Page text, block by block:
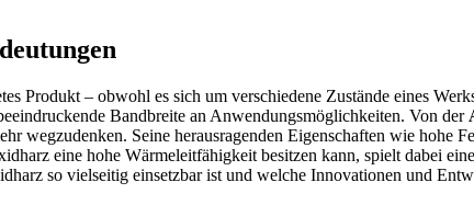
Produkt – obwohl es sich um verschiedene Zustände eines
Bandbreite an Anwendungsmöglichkeiten. Von der
wegzudenken. Seine herausragenden Eigenschaften wie hohe
eine hohe Wärmeleitfähigkeit besitzen kann, spielt dabei
so vielseitig einsetzbar ist und welche Innovationen und